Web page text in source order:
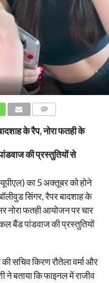
के रैप, नोरा फतही के
की प्रस्तुतियों से
का 5 अक्तूबर को होने
सिंगर, रैपर बादशाह के
नोरा फतही आयोजन पर चार
बैंड पांडवाज की प्रस्तुतियों
सचिव किरण रौतेला वर्मा और
बताया कि फाइनल में राजीव